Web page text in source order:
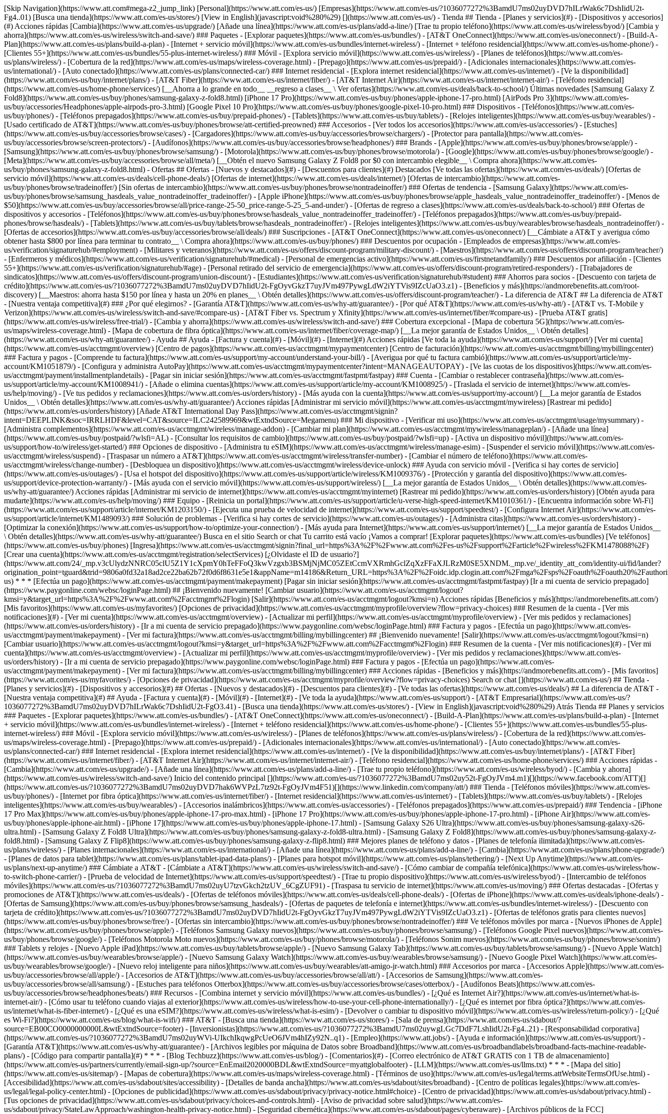
[Skip Navigation](https://www.att.com#mega-z2_jump_link) [Personal](https://www.att.com/es-us/) [Empresas](https://www.att.com/es-us/?1036077272%3BamdU7ms02uyDVD7hILrWak6c7DshIidU2t-Fg4..01) [Busca una tienda](https://www.att.com/es-us/stores/) [View in English](javascript:void%280%29) [](https://www.att.com/es-us/) - Tienda ## Tienda - [Planes y servicios](#) - [Dispositivos y accesorios](#) Acciones rápidas [Cambia](https://www.att.com/es-us/upgrade/) [Añade una línea](https://www.att.com/es-us/plans/add-a-line/) [Trae tu propio teléfono](https://www.att.com/es-us/wireless/byod/) [Cambia y ahorra](https://www.att.com/es-us/wireless/switch-and-save/) ### Paquetes - [Explorar paquetes](https://www.att.com/es-us/bundles/) - [AT&T OneConnect](https://www.att.com/es-us/oneconnect/) - [Build-A-Plan](https://www.att.com/es-us/plans/build-a-plan) - [Internet + servicio móvil](https://www.att.com/es-us/bundles/internet-wireless/) - [Internet + teléfono residencial](https://www.att.com/es-us/home-phone/) - [Clientes 55+](https://www.att.com/es-us/bundles/55-plus-internet-wireless/) ### Móvil - [Explora servicio móvil](https://www.att.com/es-us/wireless/) - [Planes de teléfonos](https://www.att.com/es-us/plans/wireless/) - [Cobertura de la red](https://www.att.com/es-us/maps/wireless-coverage.html) - [Prepago](https://www.att.com/es-us/prepaid/) - [Adicionales internacionales](https://www.att.com/es-us/international/) - [Auto conectado](https://www.att.com/es-us/plans/connected-car/) ### Internet residencial - [Explora internet residencial](https://www.att.com/es-us/internet/) - [Ve la disponibilidad](https://www.att.com/es-us/buy/internet/plans/) - [AT&T Fiber](https://www.att.com/es-us/internet/fiber/) - [AT&T Internet Air](https://www.att.com/es-us/internet/internet-air/) - [Teléfono residencial](https://www.att.com/es-us/home-phone/services/) [__Ahorra a lo grande en todo__ __regreso a clases__ \ Ver ofertas](https://www.att.com/es-us/deals/back-to-school/) Últimas novedades [Samsung Galaxy Z Fold8](https://www.att.com/es-us/buy/phones/samsung-galaxy-z-fold8.html) [iPhone 17 Pro](https://www.att.com/es-us/buy/phones/apple-iphone-17-pro.html) [AirPods Pro 3](https://www.att.com/es-us/buy/accessories/Headphones/apple-airpods-pro-3.html) [Google Pixel 10 Pro](https://www.att.com/es-us/buy/phones/google-pixel-10-pro.html) ### Dispositivos - [Teléfonos](https://www.att.com/es-us/buy/phones/) - [Teléfonos prepagados](https://www.att.com/es-us/buy/prepaid-phones/) - [Tablets](https://www.att.com/es-us/buy/tablets/) - [Relojes inteligentes](https://www.att.com/es-us/buy/wearables/) - [Usado certificado de AT&T](https://www.att.com/es-us/buy/phones/browse/att-certified-preowned) ### Accesorios - [Ver todos los accesorios](https://www.att.com/es-us/accessories/) - [Estuches](https://www.att.com/es-us/buy/accessories/browse/cases/) - [Cargadores](https://www.att.com/es-us/buy/accessories/browse/chargers/) - [Protector para pantalla](https://www.att.com/es-us/buy/accessories/browse/screen-protectors/) - [Audífonos](https://www.att.com/es-us/buy/accessories/browse/headphones/) ### Brands - [Apple](https://www.att.com/es-us/buy/phones/browse/apple/) - [Samsung](https://www.att.com/es-us/buy/phones/browse/samsung/) - [Motorola](https://www.att.com/es-us/buy/phones/browse/motorola/) - [Google](https://www.att.com/es-us/buy/phones/browse/google/) - [Meta](https://www.att.com/es-us/buy/accessories/browse/all/meta/) [__Obtén el nuevo Samsung Galaxy Z Fold8 por $0 con intercambio elegible__ \ Compra ahora](https://www.att.com/es-us/buy/phones/samsung-galaxy-z-fold8.html) - Ofertas ## Ofertas - [Nuevos y destacados](#) - [Descuentos para clientes](#) Destacados [Ve todas las ofertas](https://www.att.com/es-us/deals/) [Ofertas de servicio móvil](https://www.att.com/es-us/deals/cell-phone-deals/) [Ofertas de internet](https://www.att.com/es-us/deals/internet/) [Ofertas de intercambio](https://www.att.com/es-us/buy/phones/browse/tradeinoffer/) [Sin ofertas de intercambio](https://www.att.com/es-us/buy/phones/browse/nontradeinoffer/) ### Ofertas de tendencia - [Samsung Galaxy](https://www.att.com/es-us/buy/phones/browse/samsung_hasdeals_value_nontradeinoffer_tradeinoffer/) - [Apple iPhone](https://www.att.com/es-us/buy/phones/browse/apple_hasdeals_value_nontradeinoffer_tradeinoffer/) - [Menos de $50](https://www.att.com/es-us/buy/accessories/browse/all/price-range-25-50_price-range-5-25_5-and-under/) - [Ofertas de regreso a clases](https://www.att.com/es-us/deals/back-to-school/) ### Ofertas de dispositivos y accesorios - [Teléfonos](https://www.att.com/es-us/buy/phones/browse/hasdeals_value_nontradeinoffer_tradeinoffer/) - [Teléfonos prepagados](https://www.att.com/es-us/buy/prepaid-phones/browse/hasdeals/) - [Tablets](https://www.att.com/es-us/buy/tablets/browse/hasdeals_nontradeinoffer/) - [Relojes inteligentes](https://www.att.com/es-us/buy/wearables/browse/hasdeals_nontradeinoffer/) - [Ofertas de accesorios](https://www.att.com/es-us/buy/accessories/browse/all/deals/) ### Suscripciones - [AT&T OneConnect](https://www.att.com/es-us/oneconnect/) [__Cámbiate a AT&T y averigua cómo obtener hasta $800 por línea para terminar tu contrato__ \ Compra ahora](https://www.att.com/es-us/buy/phones/) ### Descuentos por ocupación - [Empleados de empresas](https://www.att.com/es-us/verification/signaturehub/#employment) - [Militares y veteranos](https://www.att.com/es-us/offers/discount-program/military-discount/) - [Maestros](https://www.att.com/es-us/offers/discount-program/teacher/) - [Enfermeros y médicos](https://www.att.com/es-us/verification/signaturehub/#medical) - [Personal de emergencias activo](https://www.att.com/es-us/firstnetandfamily/) ### Descuentos por afiliación - [Clientes 55+](https://www.att.com/es-us/verification/signaturehub/#age) - [Personal retirado del servicio de emergencia](https://www.att.com/es-us/offers/discount-program/retired-responders/) - [Trabajadores de sindicatos](https://www.att.com/es-us/offers/discount-program/union-discount/) - [Estudiantes](https://www.att.com/es-us/verification/signaturehub/#student) ### Ahorros para socios - [Descuento con tarjeta de crédito](https://www.att.com/es-us/?1036077272%3BamdU7ms02uyDVD7hIidU2t-FgOyvGkzT7uyJVm497PywgLdW2iYTVis9IZcUaO3.z1) - [Beneficios y más](https://andmorebenefits.att.com/root-discovery) [__Maestros: ahorra hasta $150 por línea y hasta un 20% en planes__ \ Obtén detalles](https://www.att.com/es-us/offers/discount-program/teacher/) - La diferencia de AT&T ## La diferencia de AT&T - [Nuestra ventaja competitiva](#) ### ¿Por qué elegirnos? - [Garantía AT&T](https://www.att.com/es-us/why-att/guarantee/) - [Por qué AT&T](https://www.att.com/es-us/why-att/) - [AT&T vs. T-Mobile y Verizon](https://www.att.com/es-us/wireless/switch-and-save/#compare-us) - [AT&T Fiber vs. Spectrum y Xfinity](https://www.att.com/es-us/internet/fiber/#compare-us) - [Prueba AT&T gratis](https://www.att.com/es-us/wireless/free-trial/) - [Cambia y ahorra](https://www.att.com/es-us/wireless/switch-and-save/) ### Cobertura excepcional - [Mapa de cobertura 5G](https://www.att.com/es-us/maps/wireless-coverage.html) - [Mapa de cobertura de fibra óptica](https://www.att.com/es-us/internet/fiber/coverage-map/) [__La mejor garantía de Estados Unidos__ \ Obtén detalles](https://www.att.com/es-us/why-att/guarantee/) - Ayuda ## Ayuda - [Factura y cuenta](#) - [Móvil](#) - [Internet](#) Acciones rápidas [Ve toda la ayuda](https://www.att.com/es-us/support/) [Ver mi cuenta](https://www.att.com/es-us/acctmgmt/overview) [Centro de pagos](https://www.att.com/es-us/acctmgmt/mypaymentcenter) [Centro de facturación](https://www.att.com/es-us/acctmgmt/billing/mybillingcenter) ### Factura y pagos - [Comprende tu factura](https://www.att.com/es-us/support/my-account/understand-your-bill/) - [Averigua por qué tu factura cambió](https://www.att.com/es-us/support/article/my-account/KM1051879/) - [Configura y administra AutoPay](https://www.att.com/es-us/acctmgmt/mypaymentcenter?intent=MANAGEAUTOPAY) - [Ve las cuotas de los dispositivos](https://www.att.com/es-us/acctmgmt/payment/installmentplandetails) - [Pagar sin iniciar sesión](https://www.att.com/es-us/acctmgmt/fastpmt/fastpay) ### Cuenta - [Cambiar o restablecer contraseña](https://www.att.com/es-us/support/article/my-account/KM1008941/) - [Añade o elimina cuentas](https://www.att.com/es-us/support/article/my-account/KM1008925/) - [Traslada el servicio de internet](https://www.att.com/es-us/help/moving/) - [Ve tus pedidos y reclamaciones](https://www.att.com/es-us/orders/history) - [Más ayuda con la cuenta](https://www.att.com/es-us/support/my-account/) [__La mejor garantía de Estados Unidos__ \ Obtén detalles](https://www.att.com/es-us/why-att/guarantee/) Acciones rápidas [Administrar mi servicio móvil](https://www.att.com/es-us/acctmgmt/mywireless) [Rastrear mi pedido](https://www.att.com/es-us/orders/history) [Añade AT&T International Day Pass](https://www.att.com/es-us/acctmgmt/signin?intent=DEEPLINK&soc=IRRLHDF&level=CAT&source=ILC242589969&wtExtndSource=Megamenu) ### Mi dispositivo - [Verificar mi uso](https://www.att.com/es-us/acctmgmt/usage/mysummary) - [Administra complementos](https://www.att.com/es-us/acctmgmt/wireless/manage-addon) - [Cambiar mi plan](https://www.att.com/es-us/acctmgmt/mywireless/manageplan/) - [Añade una línea](https://www.att.com/es-us/buy/postpaid/?wlsfi=AL) - [Consultar los requisitos de cambio](https://www.att.com/es-us/buy/postpaid/?wlsfi=up) - [Activa un dispositivo móvil](https://www.att.com/e
Search or chat [](https://www.att.com/es-us/) ## Tienda -
[Planes y servicios](#) - [Dispositivos y accesorios](#) ## Ofertas - [Nuevos y destacados](#) - [Descuentos para clientes](#) - [Ve todas las ofertas](https://www.att.com/es-us/deals/) ## La diferencia de AT&T -
[Nuestra ventaja competitiva](#) ## Ayuda - [Factura y cuenta](#) - [Móvil](#) - [Internet](#) - [Ve toda la ayuda](https://www.att.com/es-us/support/) - [AT&T Empresarial](https://www.att.com/es-us/?1036077272%3BamdU7ms02uyDVD7hILrWak6c7DshIidU2t-FgO3.41) - [Busca una tienda](https://www.att.com/es-us/stores/) - [View in English](javascript:void%280%29) Atrás Tienda ## Planes y servicios ### Paquetes - [Explorar paquetes](https://www.att.com/es-us/bundles/) - [AT&T OneConnect](https://www.att.com/es-us/oneconnect/) - [Build-A-Plan](https://www.att.com/es-us/plans/build-a-plan) - [Internet + servicio móvil](https://www.att.com/es-us/bundles/internet-wireless/) - [Internet + teléfono residencial](https://www.att.com/es-us/home-phone/) - [Clientes 55+](https://www.att.com/es-us/bundles/55-plus-internet-wireless/) ### Móvil - [Explora servicio móvil](https://www.att.com/es-us/wireless/) - [Planes de teléfonos](https://www.att.com/es-us/plans/wireless/) - [Cobertura de la red](https://www.att.com/es-us/maps/wireless-coverage.html) - [Prepago](https://www.att.com/es-us/prepaid/) - [Adicionales internacionales](https://www.att.com/es-us/international/) - [Auto conectado](https://www.att.com/es-us/plans/connected-car/) ### Internet residencial - [Explora internet residencial](https://www.att.com/es-us/internet/) - [Ve la disponibilidad](https://www.att.com/es-us/buy/internet/plans/) - [AT&T Fiber](https://www.att.com/es-us/internet/fiber/) - [AT&T Internet Air](https://www.att.com/es-us/internet/internet-air/) - [Teléfono residencial](https://www.att.com/es-us/home-phone/services/) ### Acciones rápidas - [Cambia](https://www.att.com/es-us/upgrade/) - [Añade una línea](https://www.att.com/es-us/plans/add-a-line/) - [Trae tu propio teléfono](https://www.att.com/es-us/wireless/byod/) - [Cambia y ahorra](https://www.att.com/es-us/wireless/switch-and-save/) Inicio del contenido principal [](https://www.att.com/es-us/?1036077272%3BamdU7ms02uy52t-FgOyJVm4.m1)[](https://www.facebook.com/ATT)[](https://www.att.com/es-us/?1036077272%3BamdU7ms02uyDVD7hak6WVPzL7tz92t-FgOyJVm4F51)[](https://www.linkedin.com/company/att/) ### Tienda - [Teléfonos móviles](https://www.att.com/es-us/buy/phones/) - [Internet por fibra óptica](https://www.att.com/es-us/internet/fiber/) - [Internet residencial](https://www.att.com/es-us/internet/) - [Tablets](https://www.att.com/es-us/buy/tablets/) - [Relojes inteligentes](https://www.att.com/es-us/buy/wearables/) - [Accesorios inalámbricos](https://www.att.com/es-us/accessories/) - [Teléfonos prepagados](https://www.att.com/es-us/prepaid/) ### Tendencia - [iPhone 17 Pro Max](https://www.att.com/es-us/buy/phones/apple-iphone-17-pro-max.html) - [iPhone 17 Pro](https://www.att.com/es-us/buy/phones/apple-iphone-17-pro.html) - [iPhone Air](https://www.att.com/es-us/buy/phones/apple-iphone-air.html) - [iPhone 17](https://www.att.com/es-us/buy/phones/apple-iphone-17.html) - [Samsung Galaxy S26 Ultra](https://www.att.com/es-us/buy/phones/samsung-galaxy-s26-ultra.html) - [Samsung Galaxy Z Fold8 Ultra](https://www.att.com/es-us/buy/phones/samsung-galaxy-z-fold8-ultra.html) - [Samsung Galaxy Z Fold8](https://www.att.com/es-us/buy/phones/samsung-galaxy-z-fold8.html) - [Samsung Galaxy Z Flip8](https://www.att.com/es-us/buy/phones/samsung-galaxy-z-flip8.html) ### Mejores planes de teléfono y datos - [Planes de telefonía ilimitada](https://www.att.com/es-us/plans/wireless/) - [Planes internacionales](https://www.att.com/es-us/international/) - [Añade una línea](https://www.att.com/es-us/plans/add-a-line/) - [Cambia](https://www.att.com/es-us/plans/phone-upgrade/) - [Planes de datos para tablet](https://www.att.com/es-us/plans/tablet-ipad-data-plans/) - [Planes para hotspot móvil](https://www.att.com/es-us/plans/tethering/) - [Next Up Anytime](https://www.att.com/es-us/plans/next-up-anytime/) ### Cámbiate a AT&T - [Cámbiate a AT&T](https://www.att.com/es-us/wireless/switch-and-save/) - [Cómo cambiar de compañía telefónica](https://www.att.com/es-us/wireless/how-to-switch-phone-carrier/) - [Prueba de velocidad de Internet](https://www.att.com/es-us/support/speedtest/) - [Trae tu propio dispositivo](https://www.att.com/es-us/wireless/byod/) - [Intercambio de teléfonos móviles](https://www.att.com/es-us/?1036077272%3BamdU7ms02uyU7tzvGkch2tzUV_6CgZUF91) - [Traspasa tu servicio de internet](https://www.att.com/es-us/moving/) ### Ofertas destacadas - [Ofertas y promociones de AT&T](https://www.att.com/es-us/deals/) - [Ofertas de teléfonos móviles](https://www.att.com/es-us/deals/cell-phone-deals/) - [Ofertas de iPhone](https://www.att.com/es-us/deals/iphone-deals/) - [Ofertas de Samsung](https://www.att.com/es-us/buy/phones/browse/samsung_hasdeals/) - [Ofertas de paquetes de telefonía e internet](https://www.att.com/es-us/bundles/internet-wireless/) - [Descuento con tarjeta de crédito](https://www.att.com/es-us/?1036077272%3BamdU7ms02uyDVD7hIidU2t-FgOyvGkzT7uyJVm497PywgLdW2iYTVis9IZcUaO3.z1) - [Ofertas de teléfonos gratis para clientes nuevos](https://www.att.com/es-us/buy/phones/browse/free/) - [Ofertas sin intercambio](https://www.att.com/es-us/buy/phones/browse/nontradeinoffer/) ### Ve teléfonos móviles por marca - [Nuevos iPhones de Apple](https://www.att.com/es-us/buy/phones/browse/apple/) - [Teléfonos Samsung Galaxy nuevos](https://www.att.com/es-us/buy/phones/browse/samsung/) - [Teléfonos Google Pixel nuevos](https://www.att.com/es-us/buy/phones/browse/google/) - [Teléfonos Motorola Moto nuevos](https://www.att.com/es-us/buy/phones/browse/motorola/) - [Teléfonos Sonim nuevos](https://www.att.com/es-us/buy/phones/browse/sonim/) ### Tablets y relojes - [Nuevo Apple iPad](https://www.att.com/es-us/buy/tablets/browse/apple/) - [Nuevo Samsung Galaxy Tab](https://www.att.com/es-us/buy/tablets/browse/samsung/) - [Nuevo Apple Watch](https://www.att.com/es-us/buy/wearables/browse/apple/) - [Nuevo Samsung Galaxy Watch](https://www.att.com/es-us/buy/wearables/browse/samsung/) - [Nuevo Google Pixel Watch](https://www.att.com/es-us/buy/wearables/browse/google/) - [Nuevo reloj inteligente para niños](https://www.att.com/es-us/buy/wearables/att-amigo-jr-watch.html) ### Accesorios por marca - [Accesorios Apple](https://www.att.com/es-us/buy/accessories/browse/all/apple/) - [Accesorios de AT&T](https://www.att.com/es-us/buy/accessories/browse/all/att/) - [Accesorios de Samsung](https://www.att.com/es-us/buy/accessories/browse/all/samsung/) - [Estuches para teléfonos Otterbox](https://www.att.com/es-us/buy/accessories/browse/cases/otterbox/) - [Audífonos Beats](https://www.att.com/es-us/buy/accessories/browse/headphones/beats/) ### Recursos - [Combina internet y servicio móvil](https://www.att.com/es-us/bundles/) - [¿Qué es Internet Air?](https://www.att.com/es-us/internet/what-is-internet-air/) - [Cómo usar tu teléfono cuando viajas al exterior](https://www.att.com/es-us/wireless/how-to-use-your-cell-phone-internationally/) - [¿Qué es internet por fibra óptica?](https://www.att.com/es-us/internet/what-is-fiber-internet/) - [¿Qué es una eSIM?](https://www.att.com/es-us/wireless/what-is-esim/) - [Devolver o cambiar tu dispositivo móvil](https://www.att.com/es-us/wireless/return-policy/) - [¿Qué es Wi-Fi?](https://www.att.com/es-us/blog/what-is-wifi/) ### AT&T - [Busca una tienda](https://www.att.com/es-us/stores/) - [Sala de prensa](https://www.att.com/es-us/sdabout/?source=EB00CO0000000000L&wtExtndSource=footer) - [Inversionistas](https://www.att.com/es-us/?1036077272%3BamdU7ms02uywgLGc7DdF7LshIidU2t-Fg4..21) - [Responsabilidad corporativa](https://www.att.com/es-us/?1036077272%3BamdU7ms02uyWVi-UIkchIkqwgPcUeO6JVm4hIZy92N..q1) - [Empleo](https://www.att.jobs/) - [Ayuda e información](https://www.att.com/es-us/support/) - [Garantía AT&T](https://www.att.com/es-us/why-att/guarantee/) - [Archivos legibles por máquina de Datos sobre Broadband](https://www.att.com/es-us/broadbandlabels/broadband-facts-machine-readable-plans/) - [Código para compartir pantalla](#) * * * - [Blog Techbuzz](https://www.att.com/es-us/blog/) - [Comentarios](#) - [Correo electrónico de AT&T GRATIS con 1 TB de almacenamiento](https://www.att.com/es-us/partners/currently/email-sign-up/?source=EnEmail2020000BDL&wtExtndSource=myattglobalfooter) - [LLM](https://www.att.com/es-us/llms.txt) * * * - [Mapa del sitio](https://www.att.com/es-us/sitemap/) - [Mapas de cobertura](https://www.att.com/es-us/maps/wireless-coverage.html) - [Términos de uso](https://www.att.com/es-us/legal/terms.attWebsiteTermsOfUse.html) - [Accesibilidad](https://www.att.com/es-us/sdabout/sites/accessibility) - [Detalles de banda ancha](https://www.att.com/es-us/sdabout/sites/broadband) - [Centro de políticas legales](https://www.att.com/es-us/legal/legal-policy-center.html) - [Opciones de publicidad](https://www.att.com/es-us/sdabout/privacy/privacy-notice.html#choice) - [Centro de privacidad](https://www.att.com/es-us/sdabout/privacy.html) - [Tus opciones de privacidad](https://www.att.com/es-us/sdabout/privacy/choices-and-controls.html) - [Aviso de privacidad sobre salud](https://www.att.com/es-us/sdabout/privacy/StateLawApproach/washington-health-privacy-notice.html) - [Seguridad cibernética](https://www.att.com/es-us/sdabout/pages/cyberaware) - [Archivos públicos de la FCC](https://www.att.com/es-us/?1036077272%3BamdU7ms02uyNVkqTak-takjc7u6tIZshGZyZ2Z-JItjc2iYugZGwgPKFMbv6Mbv62kzUqL49VOHZGiqWG4..j1) © 2026 AT&T Intellectual Property. Todos los derechos reservados. We use [cookies](https://about.att.com/privacy/full_privacy_policy/cookies.html) to help enhance your experience on our site and for analytics. We also may use cookies for marketing purposes. You can manage your preferences and opt out of the sharing for targeted advertising and sales of cookie data. Learn more about our approach to privacy at [att.com/privacy](https://att.com/privacy). Manage your preferences Opt out Continue without changes ### Mmm... no lo pudimos encontrar. BuscarOpciones ### ¿Qué estás buscando? ![Search](https://www.att.com/es-us/idpassets/images/support/svg-icons/magnifiericonSearch.svg) ¿No encuentras lo q